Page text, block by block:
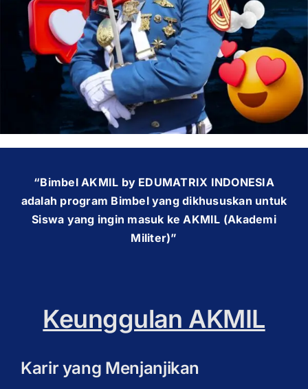
OUR PROGRAM
REGISTRATION
CONTACT US
“Bimbel AKMIL by EDUMATRIX INDONESIA
adalah program Bimbel yang dikhususkan untuk
Siswa yang ingin masuk ke AKMIL (Akademi
Militer)”
Keunggulan AKMIL
Karir yang Menjanjikan